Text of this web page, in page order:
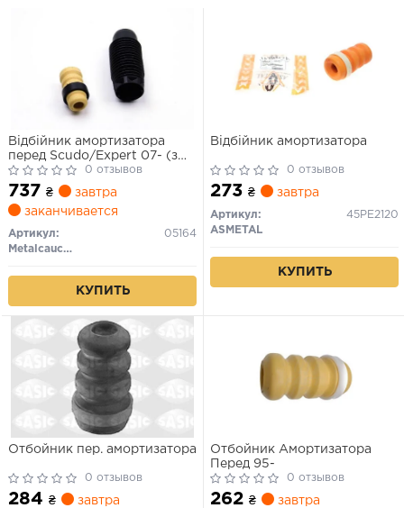
Відбійник амортизатора
перед Scudo/Expert 07- (з
пильником)0 отзывов
737 ₴
завтра
заканчивается
Артикул:
05164
Metalcaucho
КУПИТЬ
Відбійник амортизатора
0 отзывов
273 ₴ завтра
Артикул:
45PE2120
ASMETAL
КУПИТЬ
Отбойник пер. амортизатора
0 отзывов
284 ₴
завтра
Отбойник Амортизатора
Перед 95-
0 отзывов
262 ₴
завтра